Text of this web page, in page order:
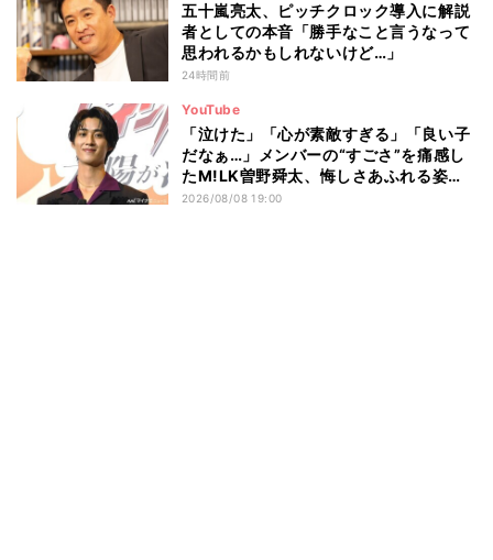
五十嵐亮太、ピッチクロック導入に解説
者としての本音「勝手なこと言うなって
思われるかもしれないけど…」
24時間前
YouTube
「泣けた」「心が素敵すぎる」「良い子
だなぁ…」メンバーの“すごさ”を痛感し
たM!LK曽野舜太、悔しさあふれる姿に
ファン感動
2026/08/08 19:00